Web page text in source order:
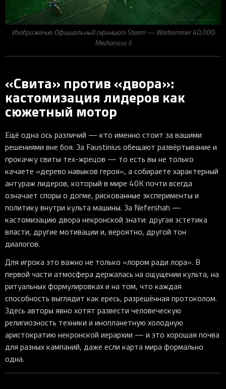
Изображение: Официальный скриншот Steam — Warhammer 40,000:
Mechanicus II
«Свита» против «двора»:
кастомизация лидеров как
сюжетный мотор
Ещё одна ось различий — кто именно стоит за вашими
решениями вне боя. За Faustinius обещают развёртывание и
прокачку свиты тех-жрецов — то есть вы не только
качаете «дерево навыков героя», а собираете характерный
антураж лидеров, который в мире 40K почти всегда
означает споры о догме, рискованные эксперименты и
политику внутри культа машины. За Nefershah —
кастомизацию двора некронской знати: другая эстетика
власти, другие мотивации и, вероятно, другой тон
диалогов.
Для игрока это важно не только «лором ради лора». В
первой части атмосфера держалась на ощущении культа, на
ритуальных формулировках и на том, что каждая
способность выглядит как ересь, разрешённая протоколом.
Здесь авторы явно хотят развести человеческую
религиозность техники и инопланетную холодную
аристократию некронской иерархии — и это хорошая почва
для разных кампаний, даже если карта мира формально
одна.